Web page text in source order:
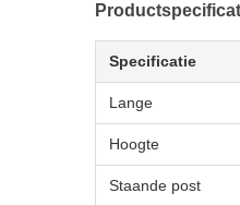
Specificatie
Lange
Hoogte
Staande post